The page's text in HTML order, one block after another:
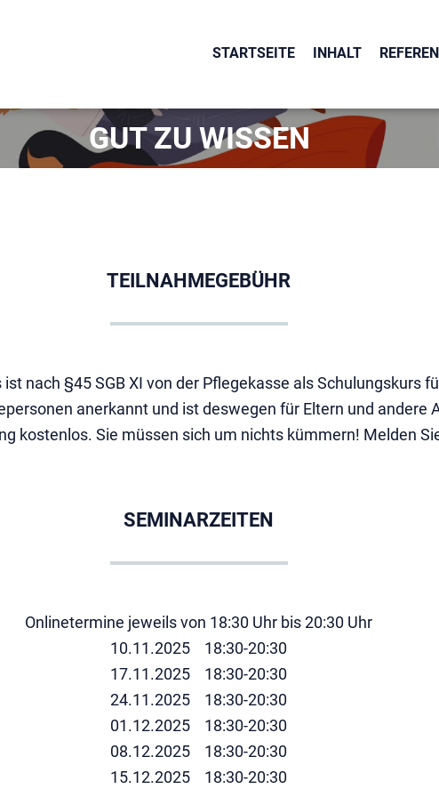
STARTSEITE INHALT
GUT ZU WISSEN
TEILNAHMEGEBÜHR
nach §45 SGB XI von der Pflegekasse als Schulungskurs
anerkannt und ist deswegen für Eltern und andere
kostenlos. Sie müssen sich um nichts kümmern! Melden
SEMINARZEITEN
Onlinetermine jeweils von 18:30 Uhr bis 20:30 Uhr
10.11.2025 18:30-20:30
17.11.2025 18:30-20:30
24.11.2025 18:30-20:30
01.12.2025 18:30-20:30
08.12.2025 18:30-20:30
15.12.2025 18:30-20:30